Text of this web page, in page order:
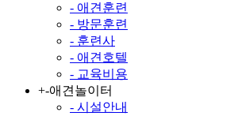
- 애견훈련
- 방문훈련
- 훈련사
- 애견호텔
- 교육비용
+-애견놀이터
- 시설안내